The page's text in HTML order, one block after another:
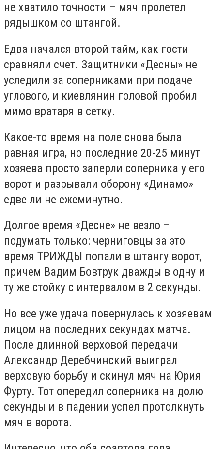
не хватило точности – мяч пролетел
рядышком со штангой.
Едва начался второй тайм, как гости
сравняли счет. Защитники «Десны» не
уследили за соперниками при подаче
углового, и киевлянин головой пробил
мимо вратаря в сетку.
Какое-то время на поле снова была
равная игра, но последние 20-25 минут
хозяева просто заперли соперника у его
ворот и разрывали оборону «Динамо»
едве ли не ежеминутно.
Долгое время «Десне» не везло –
подумать только: черниговцы за это
время ТРИЖДЫ попали в штангу ворот,
причем Вадим Бовтрук дважды в одну и
ту же стойку с интервалом в 2 секунды.
Но все уже удача повернулась к хозяевам
лицом на последних секундах матча.
После длинной верховой передачи
Александр Деребчинский выиграл
верховую борьбу и скинул мяч на Юрия
Фурту. Тот опередил соперника на долю
секунды и в падении успел протолкнуть
мяч в ворота.